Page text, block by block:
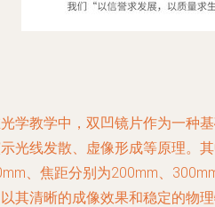
学教学中，双凹镜片作为一种
光线发散、虚像形成等原理。
、焦距分别为200mm、
其清晰的成像效果和稳定的物